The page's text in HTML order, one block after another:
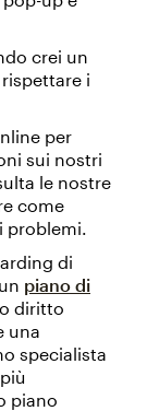
crei un
i
per
sui nostri
le nostre
come
problemi.
di
piano di
diritto
una
specialista
piano